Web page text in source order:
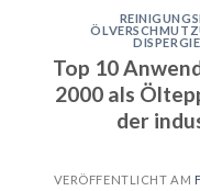
Top 10
2000 als
der
VERÖFFENTLICHT AM